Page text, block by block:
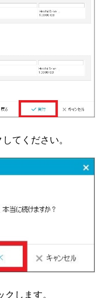
てください。
します。